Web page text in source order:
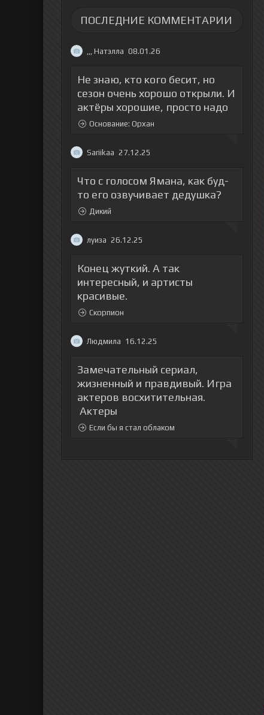
ПОСЛЕДНИЕ КОММЕНТАРИИ
,,, Натэлла 08.01.26
Не знаю, кто кого бесит, но
сезон очень хорошо открыли. И
актёры хорошие, просто надо
Основание: Орхан
Sariikaa 27.12.25
Что с голосом Ямана, как буд-
то его озвучивает дедушка?
Дикий
луиза 26.12.25
Конец жуткий. А так
интересный, и артисты
красивые.
Скорпион
Людмила 16.12.25
Замечательный сериал,
жизненный и правдивый. Игра
актеров восхитительная.
Актеры
Если бы я стал облаком